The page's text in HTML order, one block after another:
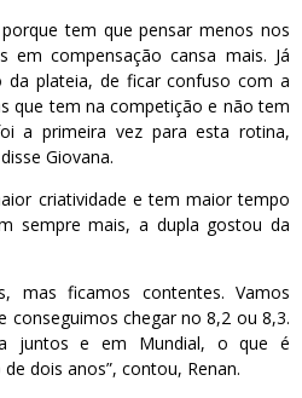
tem que pensar menos nos
em compensação cansa mais. Já
da plateia, de ficar confuso com a
que tem na competição e não tem
a primeira vez para esta rotina,
Giovana.
criatividade e tem maior tempo
sempre mais, a dupla gostou da
mas ficamos contentes. Vamos
conseguimos chegar no 8,2 ou 8,3.
juntos e em Mundial, o que é
dois anos”, contou, Renan.